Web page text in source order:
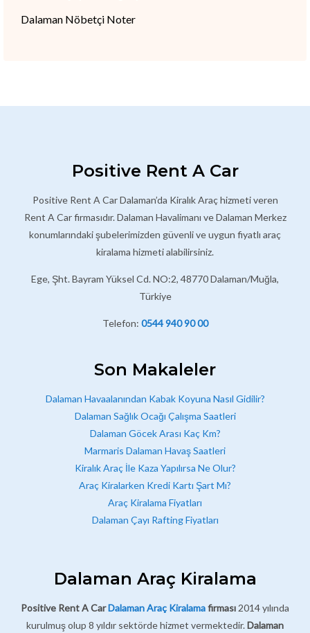
Dalaman Nöbetçi Noter
Positive Rent A Car
Positive Rent A Car Dalaman’da Kiralık Araç hizmeti veren
Rent A Car firmasıdır. Dalaman Havalimanı ve Dalaman Merkez
konumlarındaki şubelerimizden güvenli ve uygun fiyatlı araç
kiralama hizmeti alabilirsiniz.
Ege, Şht. Bayram Yüksel Cd. NO:2, 48770 Dalaman/Muğla,
Türkiye
Telefon: 0544 940 90 00
Son Makaleler
Dalaman Havaalanından Kabak Koyuna Nasıl Gidilir?
Dalaman Sağlık Ocağı Çalışma Saatleri
Dalaman Göcek Arası Kaç Km?
Marmaris Dalaman Havaş Saatleri
Kiralık Araç İle Kaza Yapılırsa Ne Olur?
Araç Kiralarken Kredi Kartı Şart Mı?
Araç Kiralama Fiyatları
Dalaman Çayı Rafting Fiyatları
Dalaman Araç Kiralama
Positive Rent A CarDalaman Araç Kiralamafirması 2014 yılında
kurulmuş olup 8 yıldır sektörde hizmet vermektedir.Dalaman